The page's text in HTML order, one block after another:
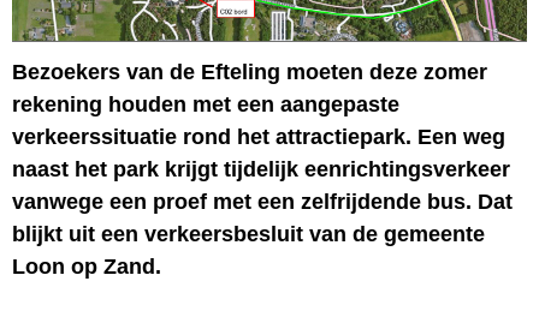
Bezoekers van de Efteling moeten deze zomer
rekening houden met een aangepaste
verkeerssituatie rond het attractiepark. Een weg
naast het park krijgt tijdelijk eenrichtingsverkeer
vanwege een proef met een zelfrijdende bus. Dat
blijkt uit een verkeersbesluit van de gemeente
Loon op Zand.